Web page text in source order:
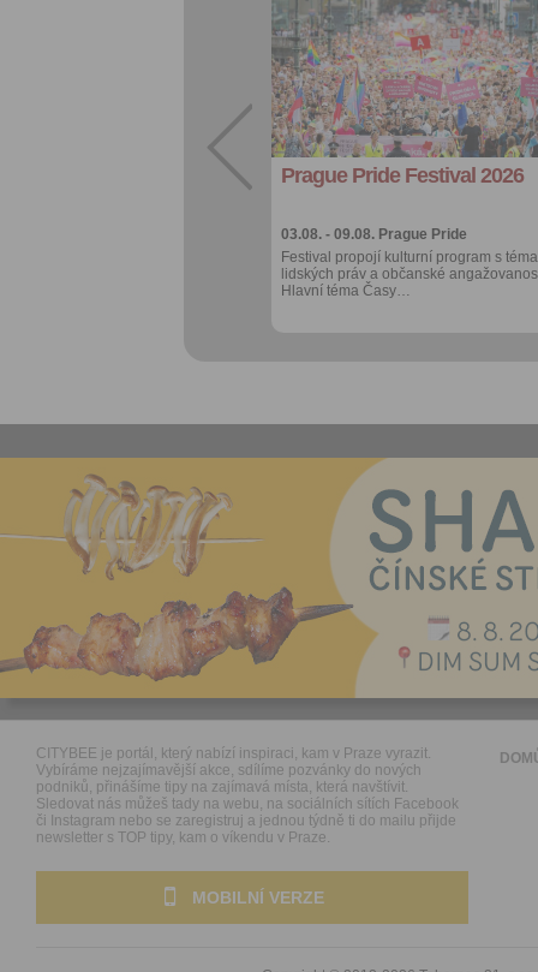
Prague Pride Festival 2026
03.08. - 09.08. Prague Pride
Festival propojí kulturní program s
lidských práv a občanské
Hlavní téma Časy…
Přidat do
oblíbených
Sdílet:
Facebook
export do
kalendáře
Více výhod pro
CITYBEE je portál, který nabízí inspiraci, kam v Praze vyrazit.
Vybíráme nejzajímavější akce, sdílíme pozvánky do nových
podniků, přinášíme tipy na zajímavá místa, která navštívit.
Sledovat nás můžeš tady na webu, na sociálních sítích Facebook
či Instagram nebo se zaregistruj a jednou týdně ti do mailu přijde
newsletter s TOP tipy, kam o víkendu v Praze.
MOBILNÍ VERZE